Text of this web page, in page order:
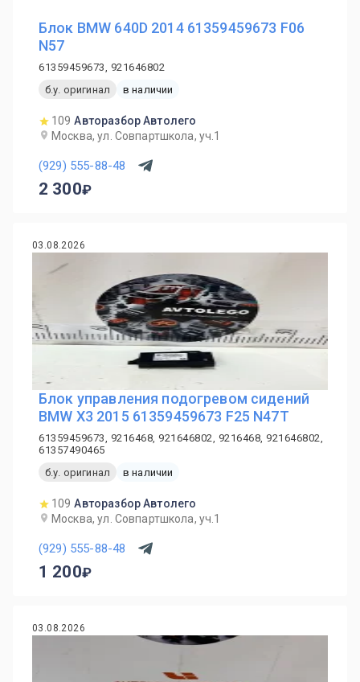
Блок BMW 640D 2014 61359459673 F06
N57
61359459673, 921646802
б.у. оригинал
в наличии
109 Авторазбор Автолего
Москва, ул. Совпартшкола, уч.1
(929) 555-88-48
2 300
03.08.2026
Блок управления подогревом сидений
BMW X3 2015 61359459673 F25 N47T
61359459673, 9216468, 921646802, 9216468, 921646802,
61357490465
б.у. оригинал
в наличии
109 Авторазбор Автолего
Москва, ул. Совпартшкола, уч.1
(929) 555-88-48
1 200
03.08.2026